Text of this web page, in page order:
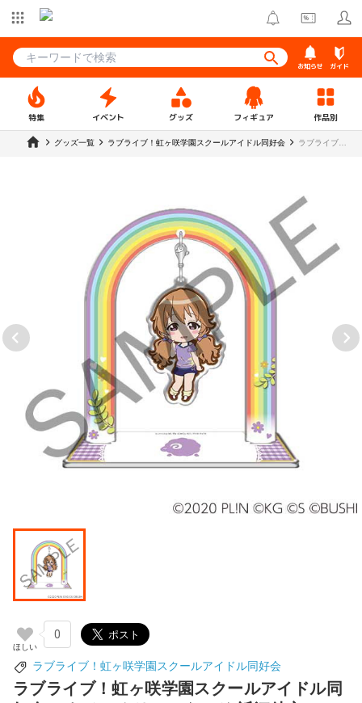
お知らせ ガイド
特集 イベント グッズ フィギュア 作品別
グッズ一覧 ラブライブ！虹ヶ咲学園スクールアイドル同好会
ラブライブ！
タンド 近江彼
0
ラブライブ！虹ヶ咲学園スクールアイドル同好会
ラブライブ！虹ヶ咲学園スクールアイドル同